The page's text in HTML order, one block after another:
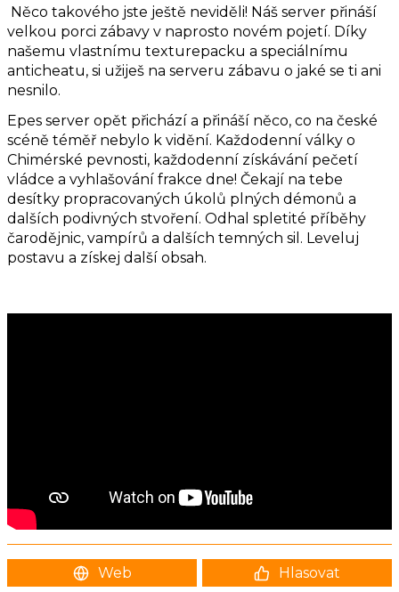
Něco takového jste ještě neviděli! Náš server přináší
velkou porci zábavy v naprosto novém pojetí. Díky
našemu vlastnímu texturepacku a speciálnímu
anticheatu, si užiješ na serveru zábavu o jaké se ti ani
nesnilo.
Epes server opět přichází a přináší něco, co na české
scéně téměř nebylo k vidění. Každodenní války o
Chimérské pevnosti, každodenní získávání pečetí
vládce a vyhlašování frakce dne! Čekají na tebe
desítky propracovaných úkolů plných démonů a
dalších podivných stvoření. Odhal spletité příběhy
čarodějnic, vampírů a dalších temných sil. Leveluj
postavu a získej další obsah.
Web Hlasovat